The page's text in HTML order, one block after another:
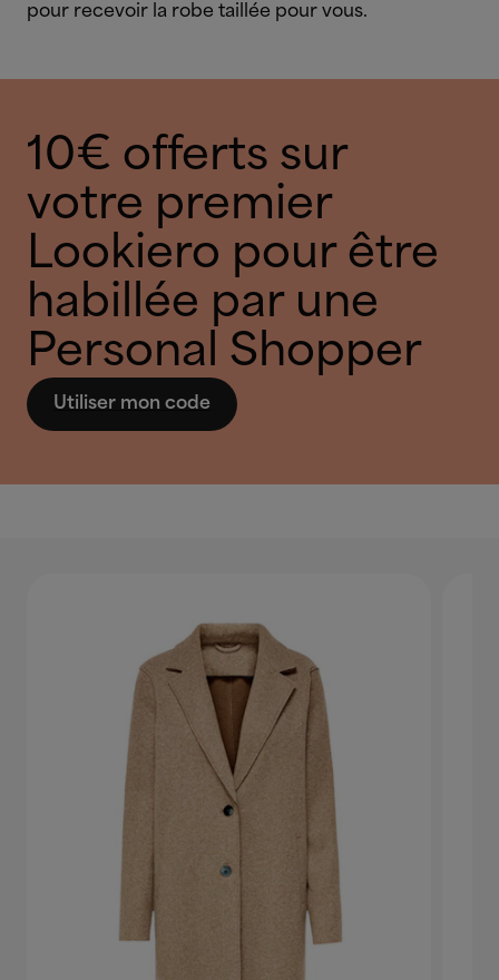
pour recevoir la robe taillée pour vous.
10€ offerts sur
votre premier
Lookiero pour être
habillée par une
Personal Shopper
Utiliser mon code